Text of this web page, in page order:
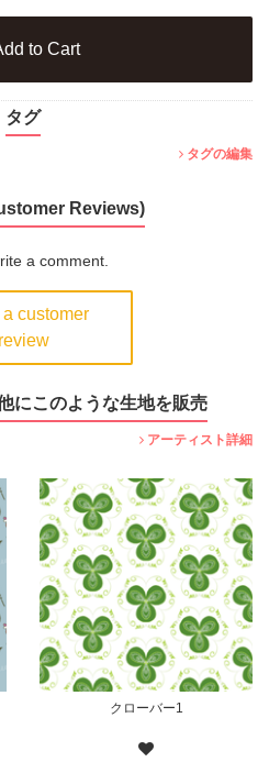
to Cart
Reviews)
a comment.
customer
review
タグ
タグの編集
にこのような生地を販売
アーティスト詳細
クローバー1